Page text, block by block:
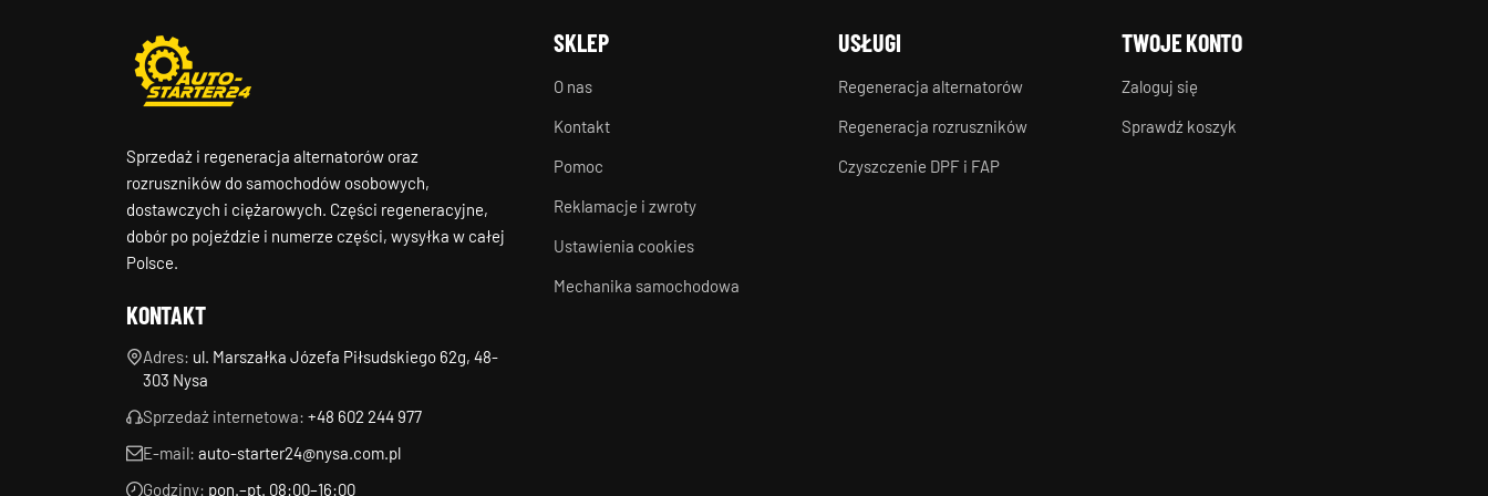
Sprzedaż i regeneracja alternatorów oraz
rozruszników do samochodów osobowych,
dostawczych i ciężarowych. Części regeneracyjne,
dobór po pojeździe i numerze części, wysyłka w całej
Polsce.
KONTAKT
Adres: ul. Marszałka Józefa Piłsudskiego 62g, 48-
303 Nysa
Sprzedaż internetowa: +48 602 244 977
E-mail: auto-starter24@nysa.com.pl
Godziny: pon.–pt. 08:00–16:00
SKLEP
O nas
Kontakt
Pomoc
Reklamacje i zwroty
Ustawienia cookies
Mechanika samochodowa
USŁUGI
Regeneracja alternatorów
Regeneracja rozruszników
Czyszczenie DPF i FAP
TWOJE KONTO
Zaloguj się
Sprawdź koszyk